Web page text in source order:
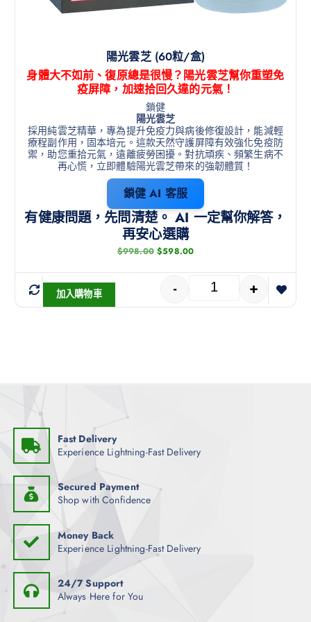
陽光雲芝 (60粒/盒)
身體大不如前、復原總是很慢？陽光雲芝幫你重塑免
疫屏障，加速拾回久違的元氣！
鎖健
陽光雲芝
採用純雲芝精華，專為提升免疫力與病後修復設計，能減輕
療程副作用，固本培元。這款天然守護屏障有效強化免疫防
禦，助您重拾元氣，遠離疲勞困擾。對抗頑疾、頻繁生病不
再心慌，立即體驗陽光雲芝帶來的強韌體質！
鎖健 AI 客服
有健康問題，先問清楚。 AI 一定幫你解答，
再安心選購
$998.00 $598.00
- +
加入購物車
Fast Delivery
Experience Lightning-Fast Delivery
Secured Payment
Shop with Confidence
Money Back
Experience Lightning-Fast Delivery
24/7 Support
Always Here for You